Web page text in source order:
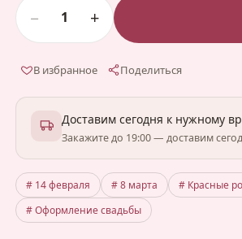
− 1 +
В избранное Поделиться
Доставим сегодня к нужному
Закажите до 19:00 — доставим
# 14 февраля # 8 марта # Красные
# Оформление свадьбы